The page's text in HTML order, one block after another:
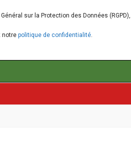
sur la Protection des Données
notre politique de confidentialité.